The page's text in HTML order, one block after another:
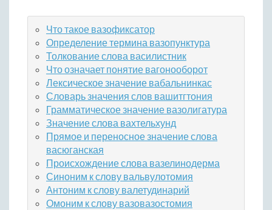
Что такое вазофиксатор
Определение термина вазопунктура
Толкование слова василистник
Что означает понятие вагонооборот
Лексическое значение вабальнинкас
Словарь значения слов вашитгтония
Грамматическое значение вазолигатура
Значение слова вахтельхунд
Прямое и переносное значение слова
васюганская
Происхождение слова вазелинодерма
Синоним к слову вальвулотомия
Антоним к слову валетудинарий
Омоним к слову вазовазостомия